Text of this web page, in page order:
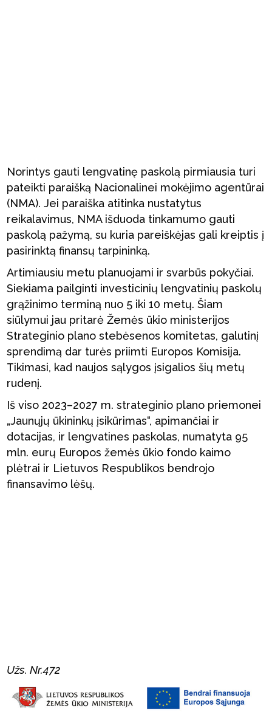
Norintys gauti lengvatinę paskolą pirmiausia turi
pateikti paraišką Nacionalinei mokėjimo agentūrai
(NMA). Jei paraiška atitinka nustatytus
reikalavimus, NMA išduoda tinkamumo gauti
paskolą pažymą, su kuria pareiškėjas gali kreiptis į
pasirinktą finansų tarpininką.
Artimiausiu metu planuojami ir svarbūs pokyčiai.
Siekiama pailginti investicinių lengvatinių paskolų
grąžinimo terminą nuo 5 iki 10 metų. Šiam
siūlymui jau pritarė Žemės ūkio ministerijos
Strateginio plano stebėsenos komitetas, galutinį
sprendimą dar turės priimti Europos Komisija.
Tikimasi, kad naujos sąlygos įsigalios šių metų
rudenį.
Iš viso 2023–2027 m. strateginio plano priemonei
„Jaunųjų ūkininkų įsikūrimas“, apimančiai ir
dotacijas, ir lengvatines paskolas, numatyta 95
mln. eurų Europos žemės ūkio fondo kaimo
plėtrai ir Lietuvos Respublikos bendrojo
finansavimo lėšų.
Užs. Nr.472